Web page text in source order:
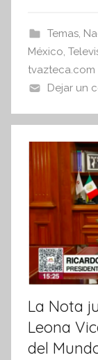
b
o
o
k
Temas,
México,
tvazteca.com
Dejar un
La Nota
Leona
del